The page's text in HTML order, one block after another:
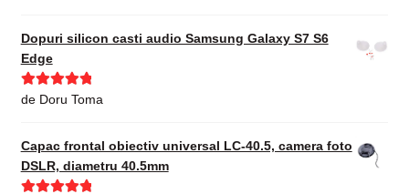
Dopuri silicon casti audio Samsung Galaxy S7 S6
Edge
Evaluat la5
de Doru Toma
Capac frontal obiectiv universal LC-40.5, camera foto
DSLR, diametru 40.5mm